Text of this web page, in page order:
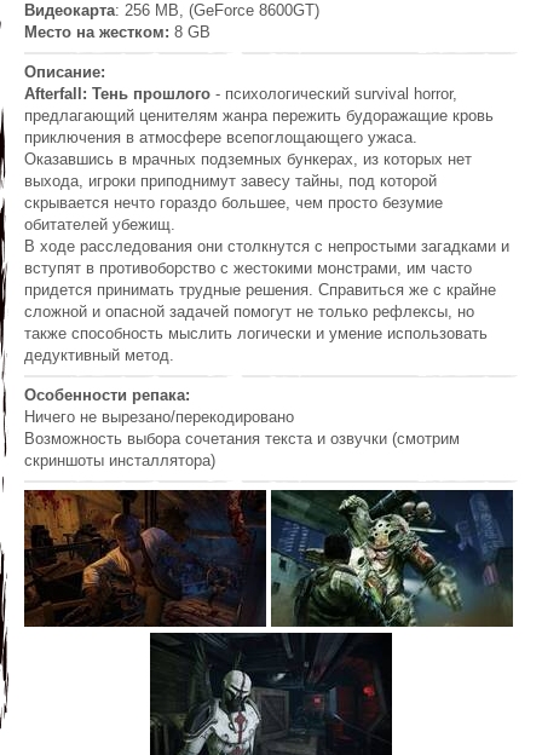
Видеокарта: 256 MB, (GeForce 8600GT)
Место на жестком: 8 GB
Описание:
Afterfall: Тень прошлого - психологический survival horror,
предлагающий ценителям жанра пережить будоражащие кровь
приключения в атмосфере всепоглощающего ужаса.
Оказавшись в мрачных подземных бункерах, из которых нет
выхода, игроки приподнимут завесу тайны, под которой
скрывается нечто гораздо большее, чем просто безумие
обитателей убежищ.
В ходе расследования они столкнутся с непростыми загадками и
вступят в противоборство с жестокими монстрами, им часто
придется принимать трудные решения. Справиться же с крайне
сложной и опасной задачей помогут не только рефлексы, но
также способность мыслить логически и умение использовать
дедуктивный метод.
Особенности репака:
Ничего не вырезано/перекодировано
Возможность выбора сочетания текста и озвучки (смотрим
скриншоты инсталлятора)